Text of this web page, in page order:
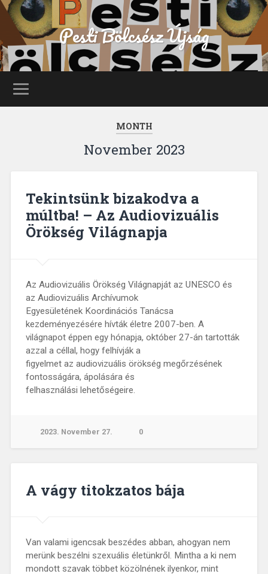
Pesti Bölcsész Újság
MONTH
November 2023
Tekintsünk bizakodva a
múltba! – Az Audiovizuális
Örökség Világnapja
Az Audiovizuális Örökség Világnapját az UNESCO és
az Audiovizuális Archívumok
Egyesületének Koordinációs Tanácsa
kezdeményezésére hívták életre 2007-ben. A
világnapot éppen egy hónapja, október 27-án tartották
azzal a céllal, hogy felhívják a
figyelmet az audiovizuális örökség megőrzésének
fontosságára, ápolására és
felhasználási lehetőségeire.
2023. November 27. 0
A vágy titokzatos bája
Van valami igencsak beszédes abban, ahogyan nem
merünk beszélni szexuális életünkről. Mintha a ki nem
mondott szavak többet közölnének ilyenkor, mint